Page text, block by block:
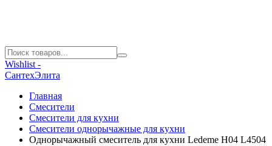
Wishlist -
СантехЭлита
Главная
Смесители
Смесители для кухни
Смесители однорычажные для кухни
Однорычажный смеситель для кухни Ledeme H04 L4504